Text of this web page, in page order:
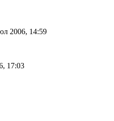
2006, 14:59
17:03